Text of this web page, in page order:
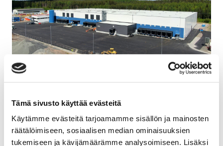
Tämä sivusto käyttää evästeitä
Käytämme evästeitä tarjoamamme sisällön ja mainosten
räätälöimiseen, sosiaalisen median ominaisuuksien
tukemiseen ja kävijämäärämme analysoimiseen. Lisäksi